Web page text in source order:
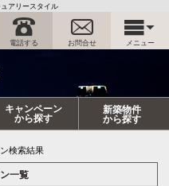
アリースタイル
電話する お問合せ メニュー
キャンペーン
から探す
新築物件
から探す
検索結果
一覧